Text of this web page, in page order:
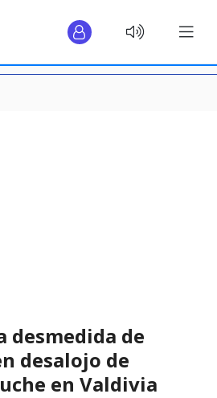
desmedida de
desalojo de
en Valdivia